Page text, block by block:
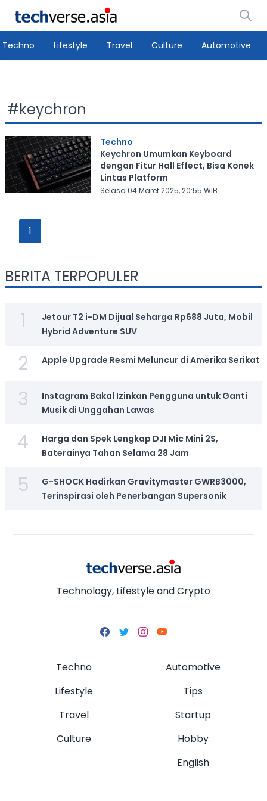
Techno Lifestyle Travel Culture Automotive
#keychron
Techno
Keychron Umumkan Keyboard
dengan Fitur Hall Effect, Bisa Konek
Lintas Platform
Selasa 04 Maret 2025, 20:55 WIB
1
BERITA TERPOPULER
1
Jetour T2 i-DM Dijual Seharga Rp688 Juta, Mobil
Hybrid Adventure SUV
2 Apple Upgrade Resmi Meluncur di Amerika Serikat
3
Instagram Bakal Izinkan Pengguna untuk Ganti
Musik di Unggahan Lawas
4
Harga dan Spek Lengkap DJI Mic Mini 2S,
Baterainya Tahan Selama 28 Jam
5
G-SHOCK Hadirkan Gravitymaster GWRB3000,
Terinspirasi oleh Penerbangan Supersonik
Technology, Lifestyle and Crypto
Techno
Lifestyle
Travel
Culture
Automotive
Tips
Startup
Hobby
English